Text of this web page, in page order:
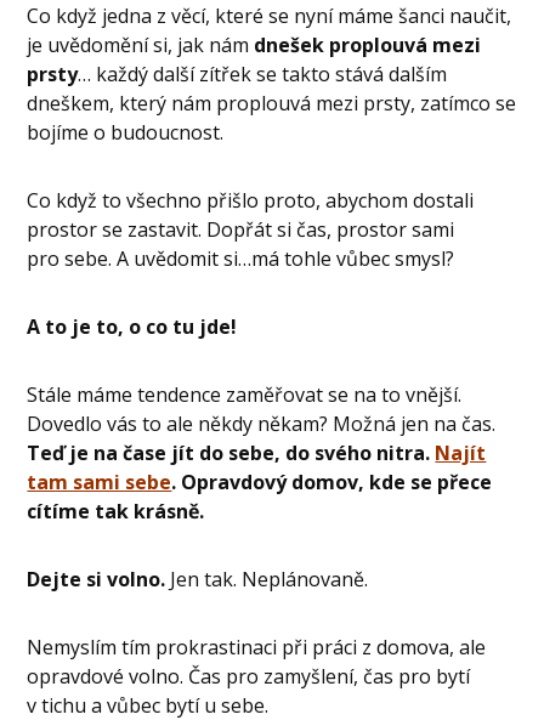
Co když jedna z věcí, které se nyní máme šanci naučit,
je uvědomění si, jak nám dnešek proplouvá mezi
prsty… každý další zítřek se takto stává dalším
dneškem, který nám proplouvá mezi prsty, zatímco se
bojíme o budoucnost.
Co když to všechno přišlo proto, abychom dostali
prostor se zastavit. Dopřát si čas, prostor sami
pro sebe. A uvědomit si…má tohle vůbec smysl?
A to je to, o co tu jde!
Stále máme tendence zaměřovat se na to vnější.
Dovedlo vás to ale někdy někam? Možná jen na čas.
Teď je na čase jít do sebe, do svého nitra. Najít
tam sami sebe. Opravdový domov, kde se přece
cítíme tak krásně.
Dejte si volno. Jen tak. Neplánovaně.
Nemyslím tím prokrastinaci při práci z domova, ale
opravdové volno. Čas pro zamyšlení, čas pro bytí
v tichu a vůbec bytí u sebe.